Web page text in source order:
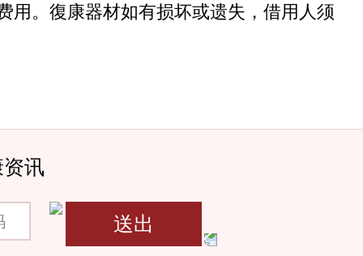
用。復康器材如有损坏或遗失，借用人须
讯
送出